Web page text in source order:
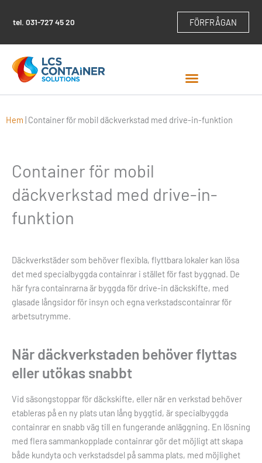
tel.031-727 45 20 FÖRFRÅGAN
Hem | Container för mobil däckverkstad med drive-in-funktion
Container för mobil
däckverkstad med drive-in-
funktion
Däckverkstäder som behöver flexibla, flyttbara lokaler kan lösa
det med specialbyggda containrar i stället för fast byggnad. De
här fyra containrarna är byggda för drive-in däckskifte, med
glasade långsidor för insyn och egna verkstadscontainrar för
arbetsutrymme.
När däckverkstaden behöver flyttas
eller utökas snabbt
Vid säsongstoppar för däckskifte, eller när en verkstad behöver
etableras på en ny plats utan lång byggtid, är specialbyggda
containrar en snabb väg till en fungerande anläggning. En lösning
med flera sammankopplade containrar gör det möjligt att skapa
både kundyta och verkstadsdel på samma plats, med möjlighet